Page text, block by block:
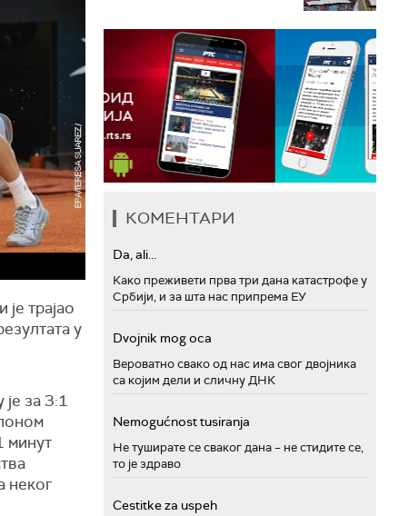
трајао
у
за 3:1
минут
неког
КОМЕНТАРИ
Da, ali...
Како преживети прва три дана катастрофе у
Србији, и за шта нас припрема ЕУ
Dvojnik mog oca
Вероватно свако од нас има свог двојника
са којим дели и сличну ДНК
Nemogućnost tusiranja
Не туширате се сваког дана – не стидите се,
то је здраво
Cestitke za uspeh